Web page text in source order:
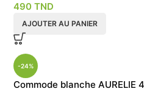
490 TND
AJOUTER AU PANIER
-24%
Commode blanche AURELIE 4